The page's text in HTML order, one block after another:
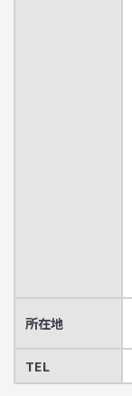
所在地
TEL